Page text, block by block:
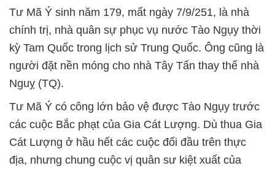
Tư Mã Ý sinh năm 179, mất ngày 7/9/251, là nhà
chính trị, nhà quân sự phục vụ nước Tào Ngụy thời
kỳ Tam Quốc trong lịch sử Trung Quốc. Ông cũng là
người đặt nền móng cho nhà Tây Tấn thay thế nhà
Nguỵ (TQ).
Tư Mã Ý có công lớn bảo vệ được Tào Ngụy trước
các cuộc Bắc phạt của Gia Cát Lượng. Dù thua Gia
Cát Lượng ở hầu hết các cuộc đối đầu trên thực
địa, nhưng chung cuộc vị quân sư kiệt xuất của